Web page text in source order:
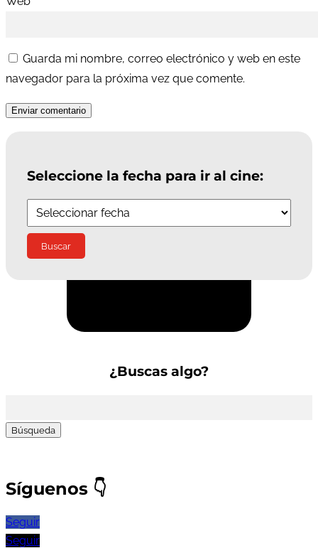
Guarda mi nombre, correo electrónico y web en este
navegador para la próxima vez que comente.
Enviar comentario
Seleccione la fecha para ir al cine:
¿Buscas algo?
Síguenos 👇
Seguir
Seguir